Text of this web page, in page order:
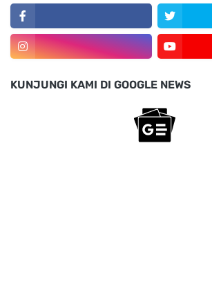
KUNJUNGI KAMI DI GOOGLE NEWS